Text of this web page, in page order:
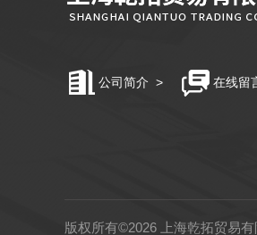
公司简介 > 在线留
版权所有©2026 上海乾拓贸易